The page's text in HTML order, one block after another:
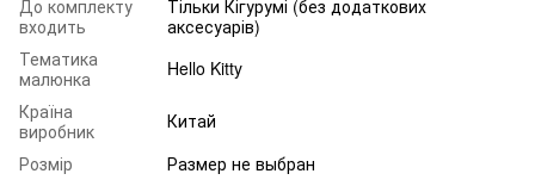
До комплекту
входить
Тільки Кігурумі (без додаткових
аксесуарів)
Тематика
малюнка
Hello Kitty
Країна
виробник
Китай
Розмір
Размер не выбран